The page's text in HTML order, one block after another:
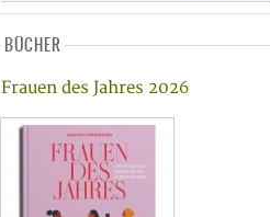
BÜCHER
Frauen des Jahres 2026